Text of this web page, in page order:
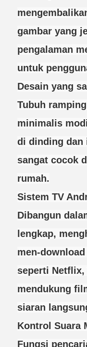
gambar yang
pengalaman
untuk
Desain yang
Tubuh
minimalis
di dinding dan
sangat cocok
rumah.
Sistem TV
Dibangun
lengkap,
men-
seperti Netflix,
mendukung
siaran
Kontrol Suara
Fungsi